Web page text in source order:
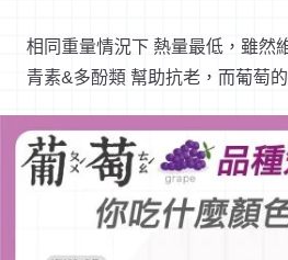
相同重量情況下 熱量最低，雖然
青素&多酚類 幫助抗老，而葡萄